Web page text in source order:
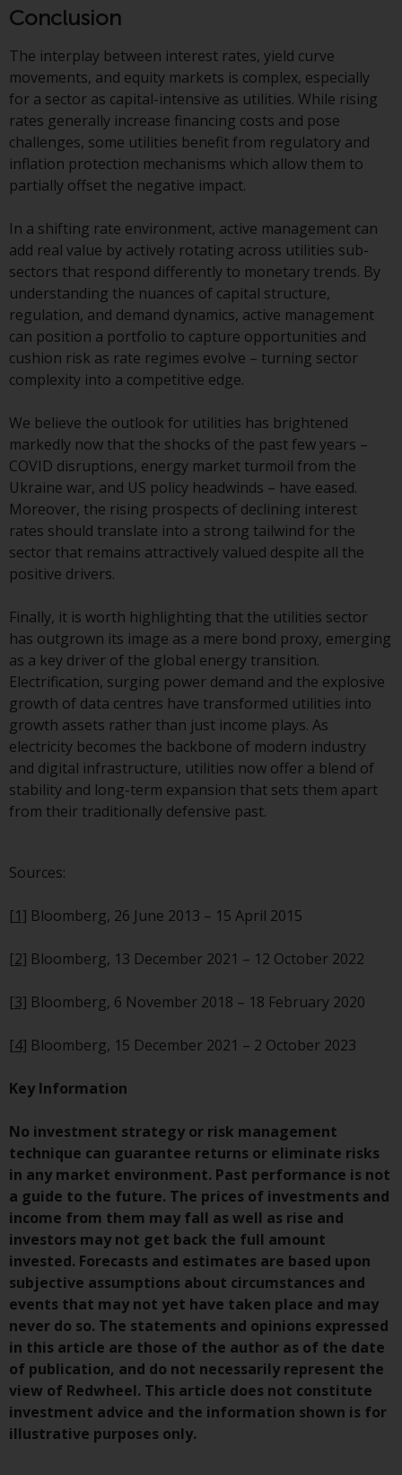
wirksam.
Copyright
Kein Teil dieser Website darf
ohne die vorherige schriftliche
Genehmigung von Redwheel in
werden. Copyright 2016 ©
Conclusion
The interplay between interest rates, yield curve
movements, and equity markets is complex, especially
for a sector as capital-intensive as utilities. While rising
rates generally increase financing costs and pose
challenges, some utilities benefit from regulatory and
inflation protection mechanisms which allow them to
partially offset the negative impact.
In a shifting rate environment, active management can
add real value by actively rotating across utilities sub-
sectors that respond differently to monetary trends. By
understanding the nuances of capital structure,
regulation, and demand dynamics, active management
can position a portfolio to capture opportunities and
cushion risk as rate regimes evolve – turning sector
complexity into a competitive edge.
We believe the outlook for utilities has brightened
markedly now that the shocks of the past few years –
COVID disruptions, energy market turmoil from the
Ukraine war, and US policy headwinds – have eased.
Moreover, the rising prospects of declining interest
rates should translate into a strong tailwind for the
sector that remains attractively valued despite all the
positive drivers.
Finally, it is worth highlighting that the utilities sector
has outgrown its image as a mere bond proxy, emerging
as a key driver of the global energy transition.
Electrification, surging power demand and the explosive
growth of data centres have transformed utilities into
growth assets rather than just income plays. As
electricity becomes the backbone of modern industry
and digital infrastructure, utilities now offer a blend of
stability and long-term expansion that sets them apart
from their traditionally defensive past.
Sources:
[1] Bloomberg, 26 June 2013 – 15 April 2015
[2] Bloomberg, 13 December 2021 – 12 October 2022
[3] Bloomberg, 6 November 2018 – 18 February 2020
[4] Bloomberg, 15 December 2021 – 2 October 2023
Key Information
No investment strategy or risk management
technique can guarantee returns or eliminate risks
in any market environment. Past performance is not
a guide to the future. The prices of investments and
income from them may fall as well as rise and
investors may not get back the full amount
invested. Forecasts and estimates are based upon
subjective assumptions about circumstances and
events that may not yet have taken place and may
never do so. The statements and opinions expressed
in this article are those of the author as of the date
of publication, and do not necessarily represent the
view of Redwheel. This article does not constitute
investment advice and the information shown is for
illustrative purposes only.